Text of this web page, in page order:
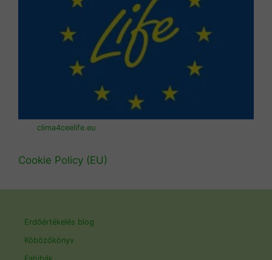
clima4ceelife.eu
Cookie Policy (EU)
Erdőértékelés blog
Köbözőkönyv